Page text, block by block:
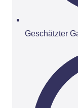
Geschätzter